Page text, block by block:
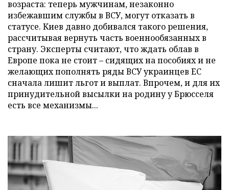
возраста: теперь мужчинам, незаконно
избежавшим службы в ВСУ, могут отказать в
статусе. Киев давно добивался такого решения,
рассчитывая вернуть часть военнообязанных в
страну. Эксперты считают, что ждать облав в
Европе пока не стоит – сидящих на пособиях и не
желающих пополнять ряды ВСУ украинцев ЕС
сначала лишит льгот и выплат. Впрочем, и для их
принудительной высылки на родину у Брюсселя
есть все механизмы...